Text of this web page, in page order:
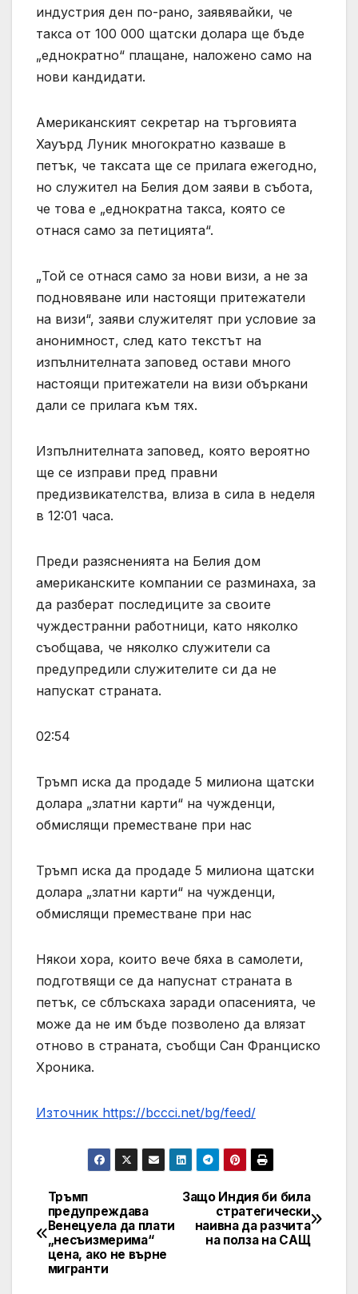
индустрия ден по-рано, заявявайки, че
такса от 100 000 щатски долара ще бъде
„еднократно“ плащане, наложено само на
нови кандидати.
Американският секретар на търговията
Хауърд Луник многократно казваше в
петък, че таксата ще се прилага ежегодно,
но служител на Белия дом заяви в събота,
че това е „еднократна такса, която се
отнася само за петицията“.
„Той се отнася само за нови визи, а не за
подновяване или настоящи притежатели
на визи“, заяви служителят при условие за
анонимност, след като текстът на
изпълнителната заповед остави много
настоящи притежатели на визи объркани
дали се прилага към тях.
Изпълнителната заповед, която вероятно
ще се изправи пред правни
предизвикателства, влиза в сила в неделя
в 12:01 часа.
Преди разясненията на Белия дом
американските компании се разминаха, за
да разберат последиците за своите
чуждестранни работници, като няколко
съобщава, че няколко служители са
предупредили служителите си да не
напускат страната.
02:54
Тръмп иска да продаде 5 милиона щатски
долара „златни карти“ на чужденци,
обмислящи преместване при нас
Тръмп иска да продаде 5 милиона щатски
долара „златни карти“ на чужденци,
обмислящи преместване при нас
Някои хора, които вече бяха в самолети,
подготвящи се да напуснат страната в
петък, се сблъскаха заради опасенията, че
може да не им бъде позволено да влязат
отново в страната, съобщи Сан Франциско
Хроника.
Източник https://bccci.net/bg/feed/
Post
navigation
Защо Индия би била
стратегически
наивна да разчита
на полза на САЩ
Тръмп
предупреждава
Венецуела да плати
„несъизмерима“
цена, ако не върне
мигранти